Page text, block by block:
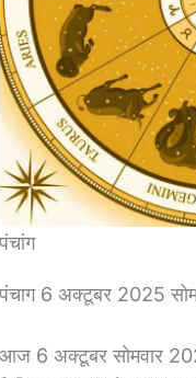
पंचांग
पंचाग 6 अक्टूबर 2025
आज 6 अक्टूबर सोमवार